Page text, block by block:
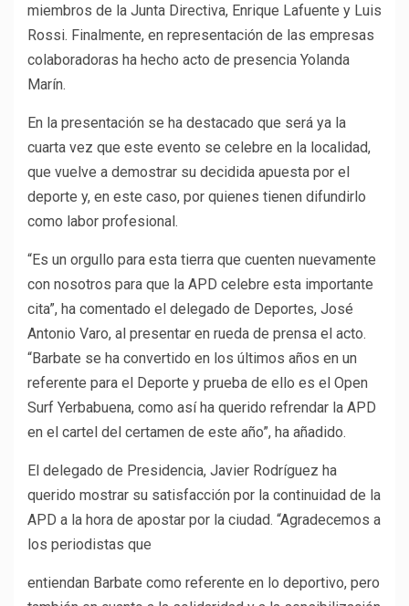
miembros de la Junta Directiva, Enrique Lafuente y Luis
Rossi. Finalmente, en representación de las empresas
colaboradoras ha hecho acto de presencia Yolanda
Marín.
En la presentación se ha destacado que será ya la
cuarta vez que este evento se celebre en la localidad,
que vuelve a demostrar su decidida apuesta por el
deporte y, en este caso, por quienes tienen difundirlo
como labor profesional.
“Es un orgullo para esta tierra que cuenten nuevamente
con nosotros para que la APD celebre esta importante
cita”, ha comentado el delegado de Deportes, José
Antonio Varo, al presentar en rueda de prensa el acto.
“Barbate se ha convertido en los últimos años en un
referente para el Deporte y prueba de ello es el Open
Surf Yerbabuena, como así ha querido refrendar la APD
en el cartel del certamen de este año”, ha añadido.
El delegado de Presidencia, Javier Rodríguez ha
querido mostrar su satisfacción por la continuidad de la
APD a la hora de apostar por la ciudad. “Agradecemos a
los periodistas que
entiendan Barbate como referente en lo deportivo, pero